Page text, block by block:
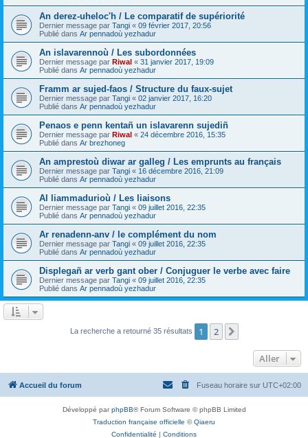
An derez-uheloc'h / Le comparatif de supériorité
Dernier message par Tangi « 09 février 2017, 20:56
Publié dans Ar pennadoù yezhadur
An islavarennoù / Les subordonnées
Dernier message par Riwal « 31 janvier 2017, 19:09
Publié dans Ar pennadoù yezhadur
Framm ar sujed-faos / Structure du faux-sujet
Dernier message par Tangi « 02 janvier 2017, 16:20
Publié dans Ar pennadoù yezhadur
Penaos e penn kentañ un islavarenn sujediñ
Dernier message par Riwal « 24 décembre 2016, 15:35
Publié dans Ar brezhoneg
An amprestoù diwar ar galleg / Les emprunts au français
Dernier message par Tangi « 16 décembre 2016, 21:09
Publié dans Ar pennadoù yezhadur
Al liammadurioù / Les liaisons
Dernier message par Tangi « 09 juillet 2016, 22:35
Publié dans Ar pennadoù yezhadur
Ar renadenn-anv / le complément du nom
Dernier message par Tangi « 09 juillet 2016, 22:35
Publié dans Ar pennadoù yezhadur
Displegañ ar verb gant ober / Conjuguer le verbe avec faire
Dernier message par Tangi « 09 juillet 2016, 22:35
Publié dans Ar pennadoù yezhadur
La recherche a retourné 35 résultats 1 2
Aller
Accueil du forum Fuseau horaire sur UTC+02:00
Développé parphpBB® Forum Software © phpBB Limited
Traduction française officielle ©Qiaeru
Confidentialité | Conditions